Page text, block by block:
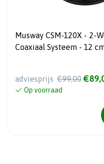
Musway CSM-120X - 2-Weg
Coaxiaal Systeem - 12 cm
adviesprijs €99,00
Op voorraad